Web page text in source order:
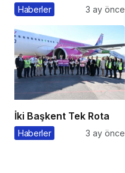
Bahar Festivali
Haberler 3 ay önce
İki Başkent Tek Rota
Haberler 3 ay önce